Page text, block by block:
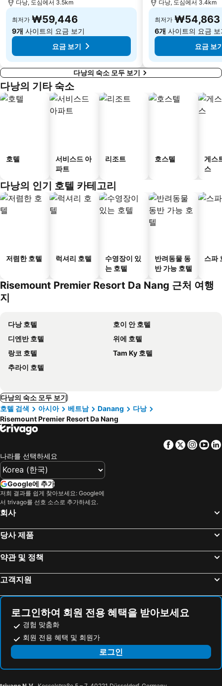
다낭, 도심에서 3.5km
최저가 ₩59,446
9개 사이트의 요금 보기
요금 보기
다낭, 도심에서 3.4km
최저가 ₩54,863
6개 사이트의 요금 보
요금 보
다낭의 숙소 모두 보기
다낭의 기타 숙소
호텔
서비스드 아
파트
리조트 호스텔
게스
스
다낭의 인기 호텔 카테고리
저렴한 호텔 럭셔리 호텔
수영장이 있
는 호텔
반려동물 동
반 가능 호텔
스파
Risemount Premier Resort Da Nang 근처 여행
지
다낭 호텔
호이 안 호텔
디엔반 호텔
위에 호텔
랑코 호텔
Tam Ky 호텔
추라이 호텔
다낭의 숙소 모두 보기
호텔 검색
아시아 베트남 Danang
다낭
Risemount Premier Resort Da Nang
Facebook
Twitter
나라를 선택하세요
Google에 추가
저희 결과를 쉽게 찾아보세요: Google에
서 trivago를 선호 소스로 추가하세요.
회사
당사 제품
약관 및 정책
고객지원
로그인하여 회원 전용 혜택을 받아보세요
경험 맞춤화
회원 전용 혜택 및 회원가
로그인